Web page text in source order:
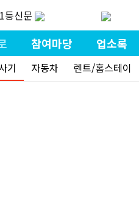
등신문
참여마당 업소록
기 자동차 렌트/홈스테이